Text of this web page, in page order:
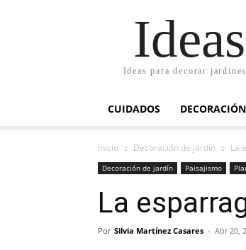
Ideas para decorar
CUIDADOS DECORACIÓN
Inicio Decoración de jardín La
Decoración de jardín Paisajismo
La
Por Silvia Martínez Casares - Abr 20,